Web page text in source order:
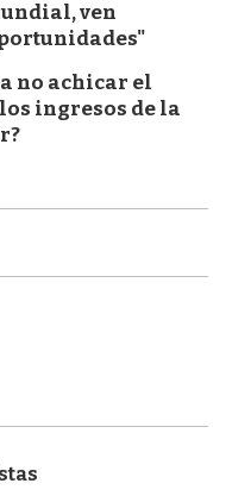
ven
no achicar el
ingresos de la